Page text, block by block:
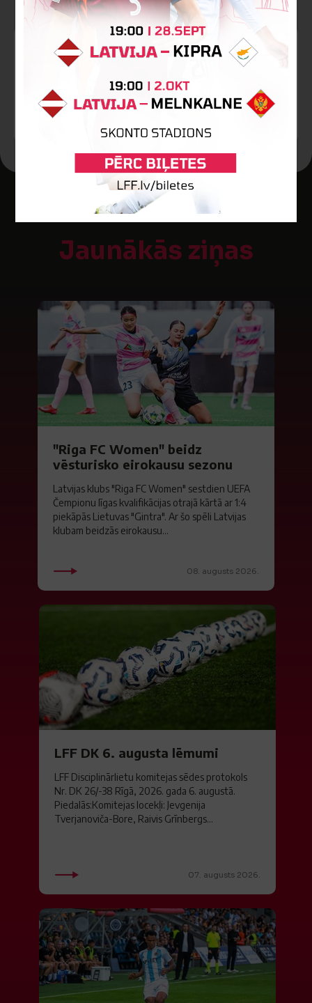
90’
Otra dzeltenā
kartīte
Jaunākās ziņas
"Riga FC Women" beidz
vēsturisko eirokausu sezonu
Latvijas klubs "Riga FC Women" sestdien UEFA
Čempionu līgas kvalifikācijas otrajā kārtā ar 1:4
piekāpās Lietuvas "Gintra". Ar šo spēli Latvijas
klubam beidzās eirokausu...
08. augusts 2026.
LFF DK 6. augusta lēmumi
LFF Disciplinārlietu komitejas sēdes protokols
Nr. DK 26/-38 Rīgā, 2026. gada 6. augustā.
Piedalās:Komitejas locekļi: Jevgenija
Tverjanoviča-Bore, Raivis Grīnbergs...
07. augusts 2026.